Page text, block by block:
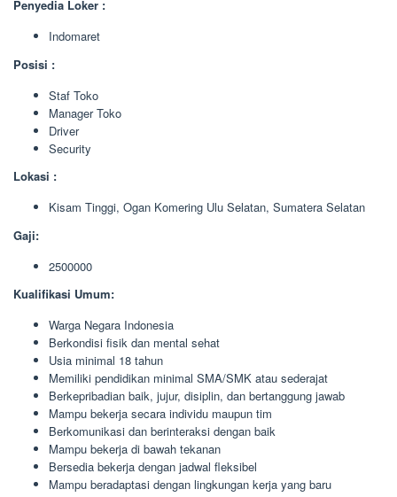
Penyedia Loker :
Indomaret
Posisi :
Staf Toko
Manager Toko
Driver
Security
Lokasi :
Kisam Tinggi, Ogan Komering Ulu Selatan, Sumatera Selatan
Gaji:
2500000
Kualifikasi Umum:
Warga Negara Indonesia
Berkondisi fisik dan mental sehat
Usia minimal 18 tahun
Memiliki pendidikan minimal SMA/SMK atau sederajat
Berkepribadian baik, jujur, disiplin, dan bertanggung jawab
Mampu bekerja secara individu maupun tim
Berkomunikasi dan berinteraksi dengan baik
Mampu bekerja di bawah tekanan
Bersedia bekerja dengan jadwal fleksibel
Mampu beradaptasi dengan lingkungan kerja yang baru